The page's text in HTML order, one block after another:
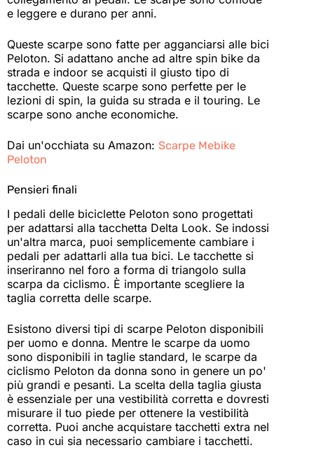
e leggere e durano per anni.
Queste scarpe sono fatte per agganciarsi alle bici
Peloton. Si adattano anche ad altre spin bike da
strada e indoor se acquisti il giusto tipo di
tacchette. Queste scarpe sono perfette per le
lezioni di spin, la guida su strada e il touring. Le
scarpe sono anche economiche.
Dai un'occhiata su Amazon: Scarpe Mebike
Peloton
Pensieri finali
I pedali delle biciclette Peloton sono progettati
per adattarsi alla tacchetta Delta Look. Se indossi
un'altra marca, puoi semplicemente cambiare i
pedali per adattarli alla tua bici. Le tacchette si
inseriranno nel foro a forma di triangolo sulla
scarpa da ciclismo. È importante scegliere la
taglia corretta delle scarpe.
Esistono diversi tipi di scarpe Peloton disponibili
per uomo e donna. Mentre le scarpe da uomo
sono disponibili in taglie standard, le scarpe da
ciclismo Peloton da donna sono in genere un po'
più grandi e pesanti. La scelta della taglia giusta
è essenziale per una vestibilità corretta e dovresti
misurare il tuo piede per ottenere la vestibilità
corretta. Puoi anche acquistare tacchetti extra nel
caso in cui sia necessario cambiare i tacchetti.